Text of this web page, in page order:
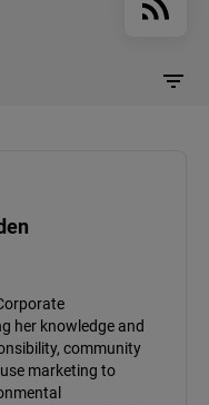
her knowledge and
community
marketing to